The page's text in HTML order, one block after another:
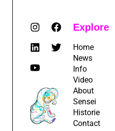
Explore
Home
News
Info
Video
About
Sensei
Historie
Contact